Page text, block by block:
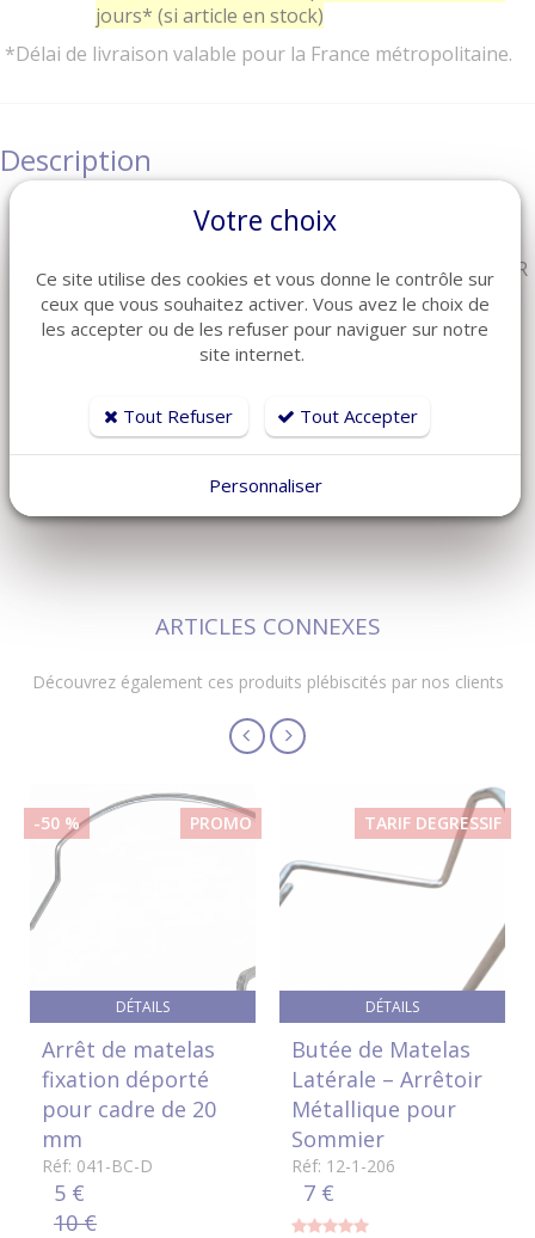
jours* (si article en stock)
*Délai de livraison valable pour la France métropolitaine.
Description
Arrêt de matelas en métal, de pied de lit ou latéral
Adaptable pour literie fixe ET literie électrique ou TPR
La butée s'emboîte directement sur le cadre
1 Modèle au choix :
section de cadre de 30 mm
largeur totale = 320 mm
fil d'acier Ø 5 mm
Couleur = acier zinguée
ARTICLES CONNEXES
Découvrez également ces produits plébiscités par nos clients
DÉTAILS
PROMO
-50 %
Arrêt de matelas
fixation déporté
pour cadre de 20
mm
Réf: 041-BC-D
5 €
10 €
DÉTAILS
TARIF DEGRESSIF
Butée de Matelas
Latérale – Arrêtoir
Métallique pour
Sommier
Réf: 12-1-206
7 €
Votre choix
Ce site utilise des cookies et vous donne le contrôle sur
ceux que vous souhaitez activer. Vous avez le choix de
les accepter ou de les refuser pour naviguer sur notre
site internet.
Tout Refuser Tout Accepter
Personnaliser